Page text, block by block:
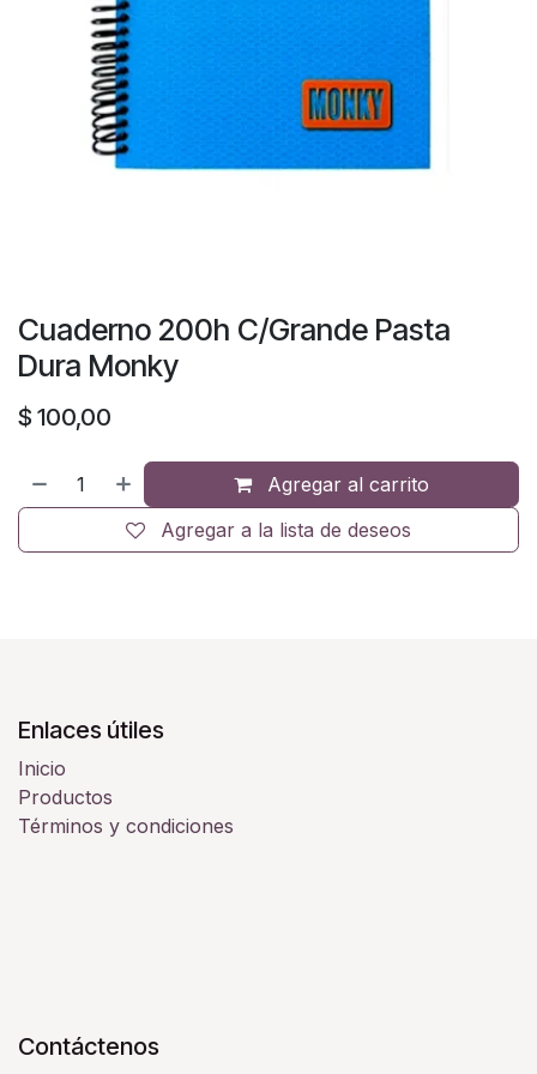
Cuaderno 200h C/Grande Pasta
Dura Monky
$ 100,00
Agregar al carrito
Agregar a la lista de deseos
Enlaces útiles
Inicio
Productos
Términos y condiciones
Contáctenos